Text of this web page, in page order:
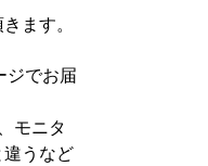
ます。
ジでお届
モニタ
うなど